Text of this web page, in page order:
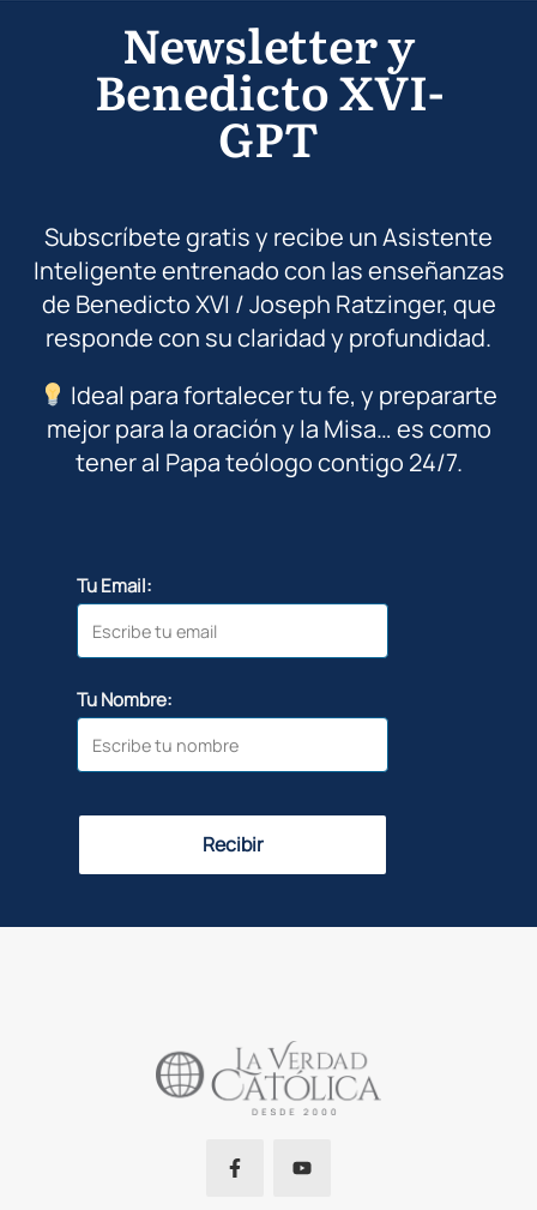
Newsletter y
Benedicto XVI-
GPT
Subscríbete gratis y recibe un Asistente
Inteligente entrenado con las enseñanzas
de Benedicto XVI / Joseph Ratzinger, que
responde con su claridad y profundidad.
Ideal para fortalecer tu fe, y prepararte
mejor para la oración y la Misa… es como
tener al Papa teólogo contigo 24/7.
Tu Email:
Tu Nombre:
Recibir